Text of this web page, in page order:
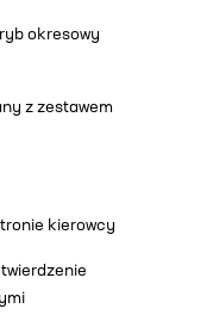
okresowy
z zestawem
kierowcy